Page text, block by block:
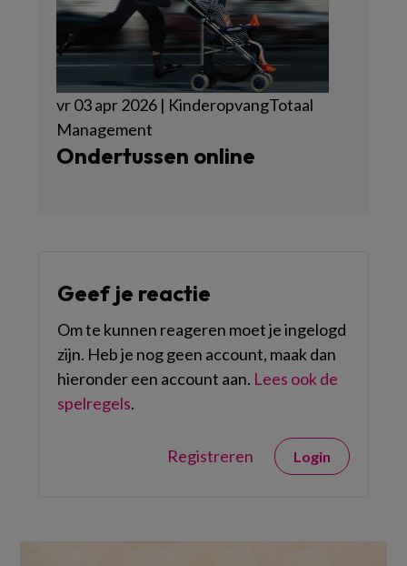
vr 03 apr 2026 | KinderopvangTotaal
Management
Ondertussen online
Geef je reactie
Om te kunnen reageren moet je ingelogd
zijn. Heb je nog geen account, maak dan
hieronder een account aan. Lees ook de
spelregels.
Registreren Login